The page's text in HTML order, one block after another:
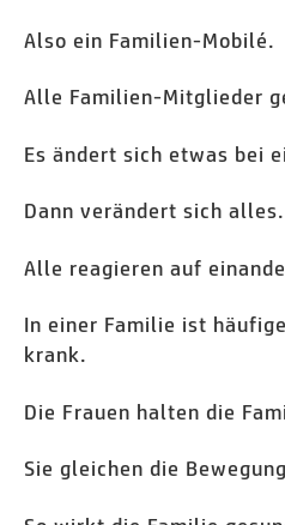
Also ein Familien-Mobilé.
Alle Familien-Mitglieder
Es ändert sich etwas bei
Dann verändert sich alles.
Alle reagieren auf
In einer Familie ist
krank.
Die Frauen halten die
Sie gleichen die